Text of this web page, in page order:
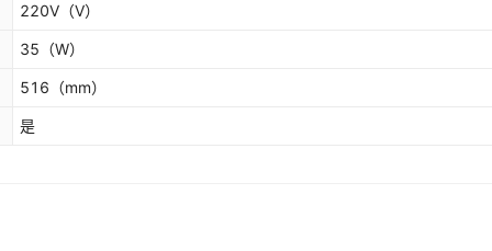
220V （V）
35 （W）
516 （mm）
是